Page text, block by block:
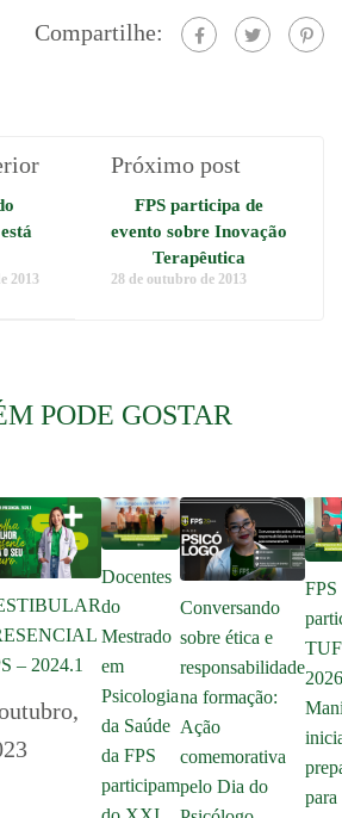
Compartilhe:
2013
Próximo post
FPS participa de
evento sobre Inovação
Terapêutica
28 de outubro de 2013
PODE GOSTAR
– 2024.1
Docentes
do
Mestrado
em
Psicologia
da Saúde
da FPS
participam
Conversando
sobre ética e
responsabilidade
na formação:
Ação
comemorativa
pelo Dia do
FPS
para